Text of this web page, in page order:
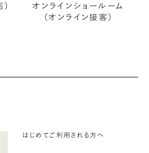
オンラインショールーム
（オンライン接客）
はじめてご利用される方へ